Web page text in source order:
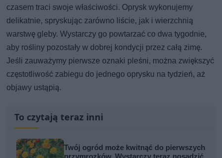
czasem traci swoje właściwości. Oprysk wykonujemy
delikatnie, spryskując zarówno liście, jak i wierzchnią
warstwę gleby. Wystarczy go powtarzać co dwa tygodnie,
aby rośliny pozostały w dobrej kondycji przez całą zimę.
Jeśli zauważymy pierwsze oznaki pleśni, można zwiększyć
częstotliwość zabiegu do jednego oprysku na tydzień, aż
objawy ustąpią.
To czytają teraz inni
Twój ogród może kwitnąć do pierwszych